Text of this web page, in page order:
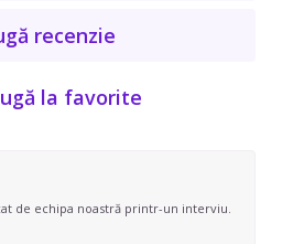
recenzie
la favorite
de echipa noastră printr-un interviu.